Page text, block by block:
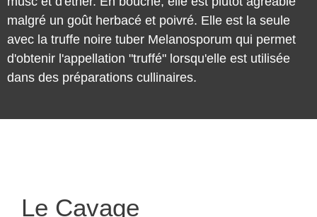
malgré un goût herbacé et poivré. Elle est la seule
avec la truffe noire tuber Melanosporum qui permet
d'obtenir l'appellation "truffé" lorsqu'elle est utilisée
dans des préparations cullinaires.
Le Cavage